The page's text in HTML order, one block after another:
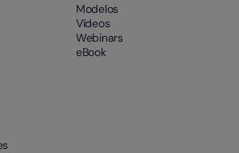
Modelos
Vídeos
Webinars
eBook